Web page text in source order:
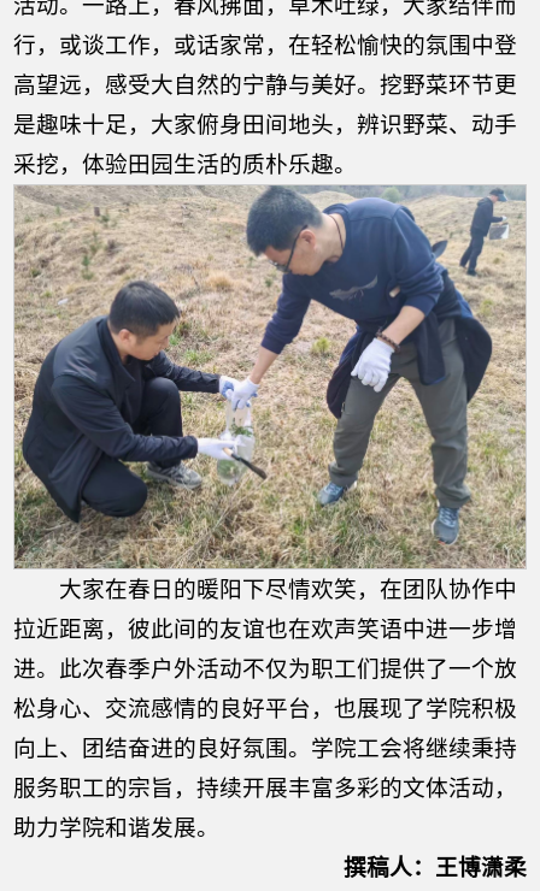
活动。一路上，春风拂面，草木吐绿，大家结伴而
行，或谈工作，或话家常，在轻松愉快的氛围中登
高望远，感受大自然的宁静与美好。挖野菜环节更
是趣味十足，大家俯身田间地头，辨识野菜、动手
采挖，体验田园生活的质朴乐趣。
大家在春日的暖阳下尽情欢笑，在团队协作中
拉近距离，彼此间的友谊也在欢声笑语中进一步增
进。此次春季户外活动不仅为职工们提供了一个放
松身心、交流感情的良好平台，也展现了学院积极
向上、团结奋进的良好氛围。学院工会将继续秉持
服务职工的宗旨，持续开展丰富多彩的文体活动，
助力学院和谐发展。
撰稿人：王博潇柔